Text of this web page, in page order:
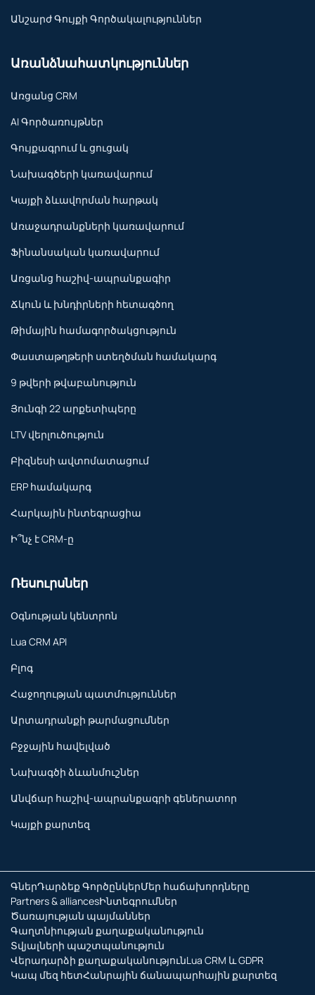
Անշարժ Գույքի Գործակալություններ
Առանձնահատկություններ
Առցանց CRM
AI Գործառույթներ
Գույքագրում և ցուցակ
Նախագծերի կառավարում
Կայքի ձևավորման հարթակ
Առաջադրանքների կառավարում
Ֆինանսական կառավարում
Առցանց հաշիվ-ապրանքագիր
Ճկուն և խնդիրների հետագծող
Թիմային համագործակցություն
Փաստաթղթերի ստեղծման համակարգ
9 թվերի թվաբանություն
Յունգի 22 արքետիպերը
LTV վերլուծություն
Բիզնեսի ավտոմատացում
ERP համակարգ
Հարկային ինտեգրացիա
Ի՞նչ է CRM-ը
Ռեսուրսներ
Օգնության կենտրոն
Lua CRM API
Բլոգ
Հաջողության պատմություններ
Արտադրանքի թարմացումներ
Բջջային հավելված
Նախագծի ձևանմուշներ
Անվճար հաշիվ-ապրանքագրի գեներատոր
Կայքի քարտեզ
ԳներԴարձեք ԳործընկերՄեր հաճախորդները
Partners & alliancesԻնտեգրումներ
Ծառայության պայմաններ
Գաղտնիության քաղաքականություն
Տվյալների պաշտպանություն
Վերադարձի քաղաքականությունLua CRM և GDPR
Կապ մեզ հետՀանրային ճանապարհային քարտեզ